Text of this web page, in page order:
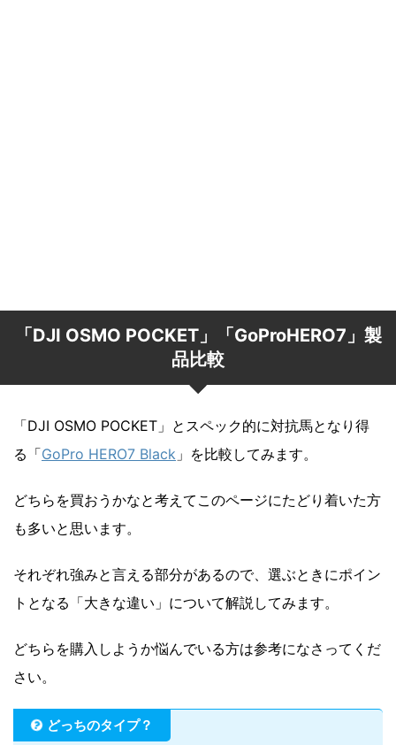
「DJI OSMO POCKET」「GoProHERO7」製
品比較
「DJI OSMO POCKET」とスペック的に対抗馬となり得
る「GoPro HERO7 Black 」を比較してみます。
どちらを買おうかなと考えてこのページにたどり着いた方
も多いと思います。
それぞれ強みと言える部分があるので、選ぶときにポイン
トとなる「大きな違い」について解説してみます。
どちらを購入しようか悩んでいる方は参考になさってくだ
さい。
どっちのタイプ？